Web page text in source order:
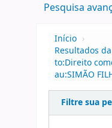
Pesquisa
Início ›
Resultados
to:Direito
au:SIMÃO
Filtre sua